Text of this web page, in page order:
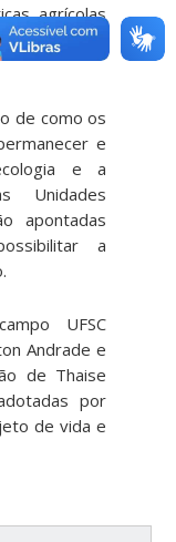
agrícolas
de como os
e
e a
Unidades
apontadas
a
UFSC
Andrade e
de Thaise
por
de vida e